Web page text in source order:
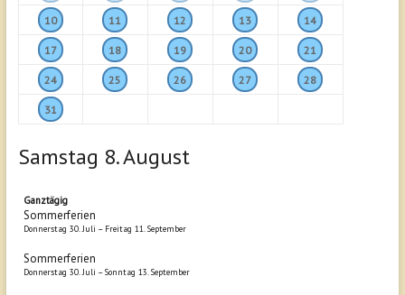
10 11 12 13 14
17 18 19 20 21
24 25 26 27 28
31
Samstag 8.August
Ganztägig
Sommerferien
Donnerstag 30. Juli – Freitag 11. September
Sommerferien
Donnerstag 30. Juli –Sonntag 13. September